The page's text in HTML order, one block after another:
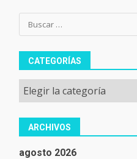
Buscar:
CATEGORÍAS
Categorías
ARCHIVOS
agosto 2026